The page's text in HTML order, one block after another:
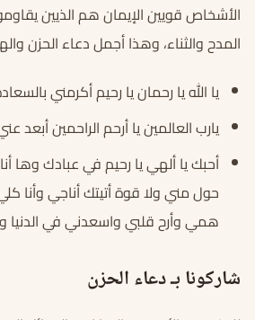
الأشخاص قويين الإيمان هم الذيين
المدح والثناء، وهذا أجمل دعاء الحزن
يا الله يا رحمان يا رحيم أكرمني
يارب العالمين يا أرحم الراحمين أبعد
أحبك يا ألهي يا رحيم في عبادك وها
حول مني ولا قوة أتيتك أناجي وأنا
همي وأرح قلبي واسعدني في الدنيا
شاركونا بـ دعاء الحزن